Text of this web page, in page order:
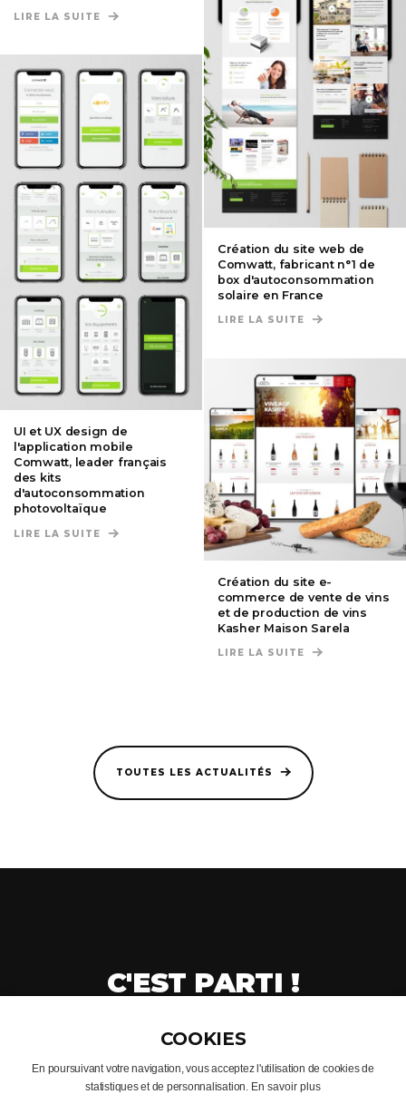
LIRE LA SUITE DE CRÉATION DU LOGO ET DE L'IDENTITÉ
UI et UX design de
l'application mobile
Comwatt, leader français
des kits
d'autoconsommation
photovoltaïque
LIRE LA SUITE DE UI ET UX DESIGN DE L'APPLICATION MOBILE
Création du site web de
Comwatt, fabricant n°1 de
box d'autoconsommation
solaire en France
LIRE LA SUITE DE CRÉATION
Création du site e-
commerce de vente de vins
et de production de vins
Kasher Maison Sarela
LIRE LA SUITE DE CRÉATION
TOUTES LES ACTUALITÉS
C'EST PARTI !
En poursuivant votre navigation, vous acceptez l'utilisation de cookies de
statistiques et de personnalisation. En savoir plus